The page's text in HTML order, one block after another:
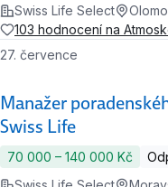
Swiss Life Select
103 hodnocení na
Manažer
Swiss Life
27. července
70 000 ‍–‍ 140 000 Kč